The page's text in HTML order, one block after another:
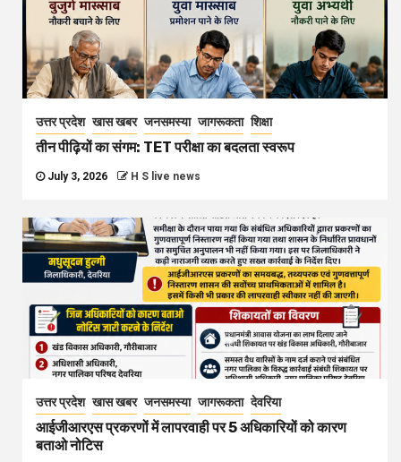
उत्तर प्रदेश खास खबर जनसमस्या जागरूकता शिक्षा
तीन पीढ़ियों का संगम: TET परीक्षा का बदलता स्वरूप
July 3, 2026 H S live news
उत्तर प्रदेश खास खबर जनसमस्या जागरूकता देवरिया
आईजीआरएस प्रकरणों में लापरवाही पर 5 अधिकारियों को कारण
बताओ नोटिस